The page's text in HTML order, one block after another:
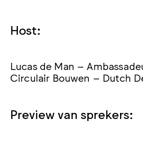
Host:
Lucas de Man –
Circulair Bouwen – Dutch
Preview van sprekers: